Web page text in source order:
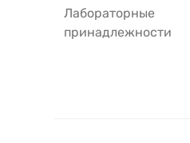
Лабораторные
принадлежности